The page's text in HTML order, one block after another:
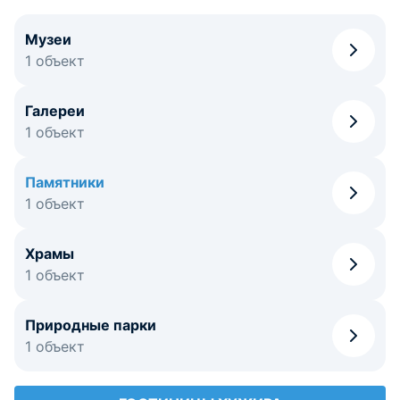
Музеи
1 объект
Галереи
1 объект
Памятники
1 объект
Храмы
1 объект
Природные парки
1 объект